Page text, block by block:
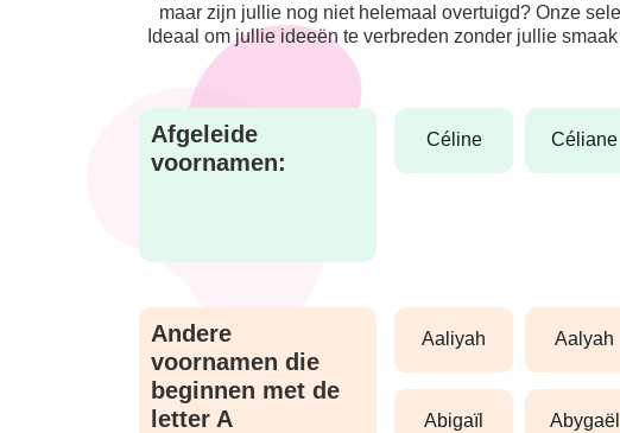
maar zijn jullie nog niet helemaal overtuigd? Onze
Ideaal om jullie ideeën te verbreden zonder jullie
Afgeleide
voornamen:
céline céliane
Andere
voornamen die
beginnen met de
letter A
aaliyah aalyah
abigaïl abygaël